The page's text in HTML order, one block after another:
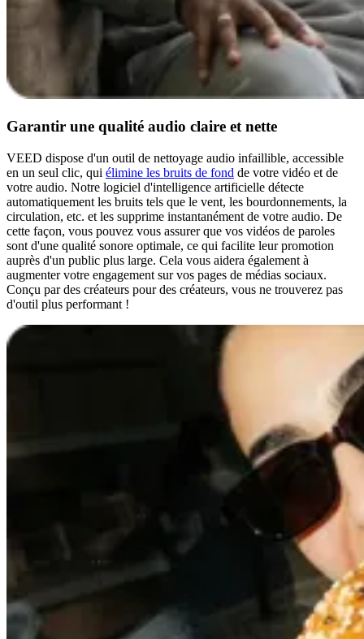
Garantir une qualité audio claire et nette
VEED dispose d'un outil de nettoyage audio infaillible, accessible
en un seul clic, qui élimine les bruits de fond de votre vidéo et de
votre audio. Notre logiciel d'intelligence artificielle détecte
automatiquement les bruits tels que le vent, les bourdonnements, la
circulation, etc. et les supprime instantanément de votre audio. De
cette façon, vous pouvez vous assurer que vos vidéos de paroles
sont d'une qualité sonore optimale, ce qui facilite leur promotion
auprès d'un public plus large. Cela vous aidera également à
augmenter votre engagement sur vos pages de médias sociaux.
Conçu par des créateurs pour des créateurs, vous ne trouverez pas
d'outil plus performant !